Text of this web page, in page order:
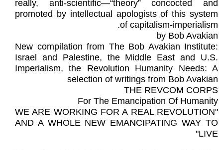
really, anti-scientific—“theory” concocted and
promoted by intellectual apologists of this system
of capitalism-imperialism.
by Bob Avakian
New compilation from The Bob Avakian Institute:
Israel and Palestine, the Middle East and U.S.
Imperialism, the Revolution Humanity Needs: A
selection of writings from Bob Avakian
THE REVCOM CORPS
For The Emancipation Of Humanity
"WE ARE WORKING FOR A REAL REVOLUTION
AND A WHOLE NEW EMANCIPATING WAY TO
LIVE"